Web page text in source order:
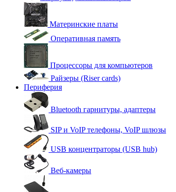
Материнские платы
Оперативная память
Процессоры для компьютеров
Райзеры (Riser cards)
Периферия
Bluetooth гарнитуры, адаптеры
SIP и VoIP телефоны, VoIP шлюзы
USB концентраторы (USB hub)
Веб-камеры